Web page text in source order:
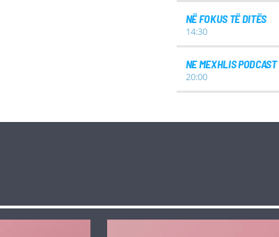
NË FOKUS TË DITËS
14:30
NE MEXHLIS PODCAST
20:00